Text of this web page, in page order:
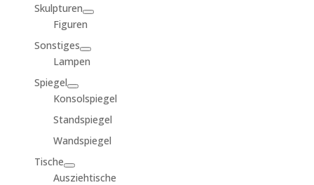
Skulpturen
Figuren
Sonstiges
Lampen
Spiegel
Konsolspiegel
Standspiegel
Wandspiegel
Tische
Ausziehtische